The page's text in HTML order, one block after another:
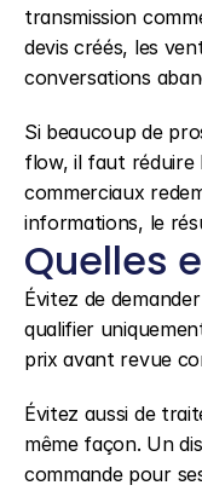
transmission
devis créés, les
conversations
Si beaucoup de
flow, il faut réduire
commerciaux
informations, le
Quelles
Évitez de
qualifier
prix avant revue
Évitez aussi de
même façon. Un
commande pour